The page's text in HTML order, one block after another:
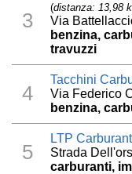
3
(distanza: 13,98
Via
benzina,
travuzzi
4
Tacchini
Via Federico
benzina,
5
LTP
Strada
carburanti,